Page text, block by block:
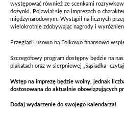
występować również ze scenkami
dożynki. Pojawiał się na imprezach o
międzynarodowym. Wystąpił na licznych
wielokrotnie zdobywając nagrody i
Przegląd Lusowo na Folkowo finansowo
Szczegółowy program dostępny będzie na
plakatach oraz w sierpniowej „Sąsiadka-
Wstęp na imprezę będzie wolny, jednak
dostosowana do aktualnie obowiązujących
Dodaj wydarzenie do swojego kalendarza!